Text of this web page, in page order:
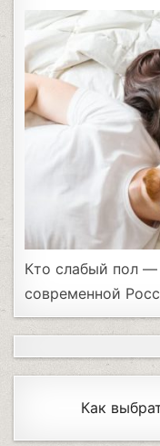
Кто слабый пол
современной
Как